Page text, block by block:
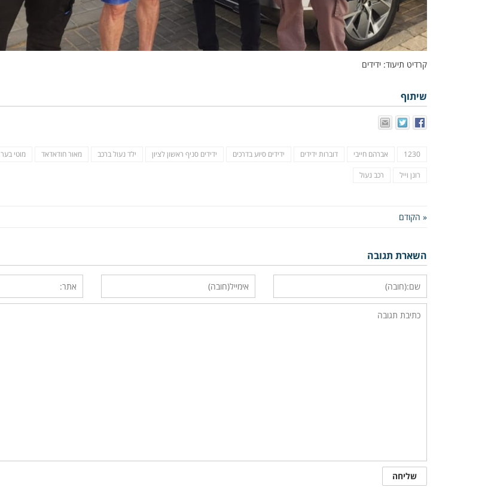
קרדיט תיעוד: ידידים
שיתוף
1230 אברהם חייבי דוברות ידידים ידידים סיוע בדרכים ידידים סניף ראשון לציון ילד נעול ברכב מאור חודאדאד מוטי בער
רונן וייל רכב נעול
« הקודם
השארת תגובה